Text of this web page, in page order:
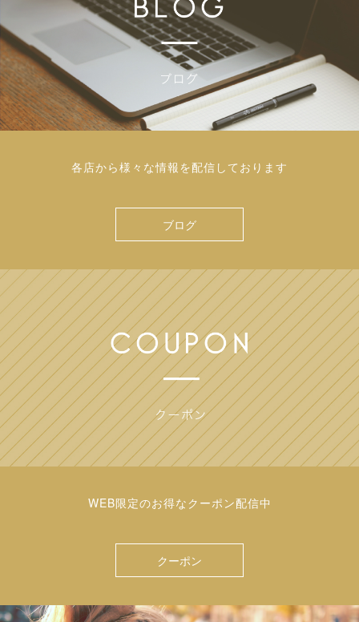
各店から様々な情報を配信しております
ブログ
WEB限定のお得なクーポン配信中
クーポン